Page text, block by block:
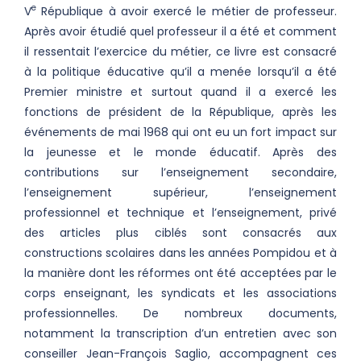
Ve République à avoir exercé le métier de professeur.
Après avoir étudié quel professeur il a été et comment
il ressentait l’exercice du métier, ce livre est consacré
à la politique éducative qu’il a menée lorsqu’il a été
Premier ministre et surtout quand il a exercé les
fonctions de président de la République, après les
événements de mai 1968 qui ont eu un fort impact sur
la jeunesse et le monde éducatif. Après des
contributions sur l’enseignement secondaire,
l’enseignement supérieur, l’enseignement
professionnel et technique et l’enseignement, privé
des articles plus ciblés sont consacrés aux
constructions scolaires dans les années Pompidou et à
la manière dont les réformes ont été acceptées par le
corps enseignant, les syndicats et les associations
professionnelles. De nombreux documents,
notamment la transcription d’un entretien avec son
conseiller Jean-François Saglio, accompagnent ces